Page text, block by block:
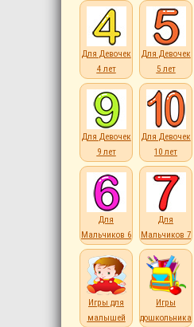
Для Девочек
4 лет
Для Девочек
5 лет
Для Девочек
9 лет
Для Девочек
10 лет
Для
Мальчиков 6
лет
Для
Мальчиков 7
лет
Игры для
малышей
Игры
дошкольникам